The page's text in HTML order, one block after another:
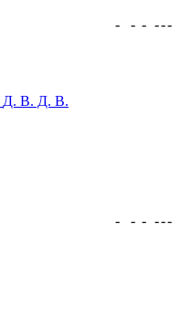
Д. В. Д. В.
- - - ---
- - - ---